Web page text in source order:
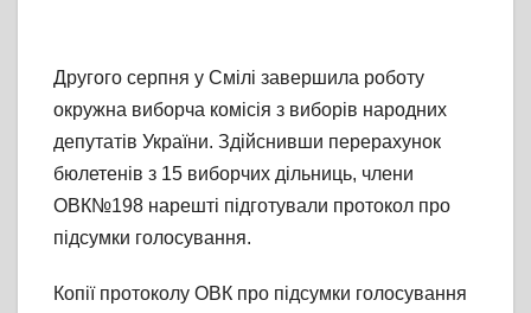
Другого серпня у Смілі завершила роботу
окружна виборча комісія з виборів народних
депутатів України. Здійснивши перерахунок
бюлетенів з 15 виборчих дільниць, члени
ОВК№198 нарешті підготували протокол про
підсумки голосування.
Копії протоколу ОВК про підсумки голосування